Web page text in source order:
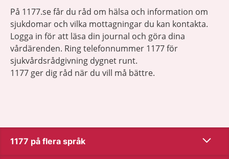
På 1177.se får du råd om hälsa och information om
sjukdomar och vilka mottagningar du kan kontakta.
Logga in för att läsa din journal och göra dina
vårdärenden. Ring telefonnummer 1177 för
sjukvårdsrådgivning dygnet runt.
1177 ger dig råd när du vill må bättre.
1177 på flera språk Visa